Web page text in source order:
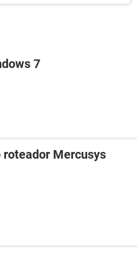
7
roteador Mercusys